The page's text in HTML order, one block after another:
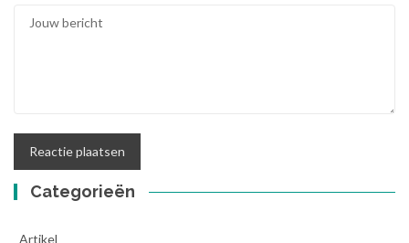
Categorieën
_Artikel